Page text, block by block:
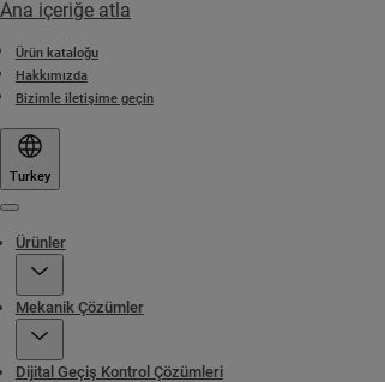
Ana içeriğe atla
Ürün kataloğu
Hakkımızda
Bizimle iletişime geçin
Turkey
Ürünler
Mekanik Çözümler
Dijital Geçiş Kontrol Çözümleri